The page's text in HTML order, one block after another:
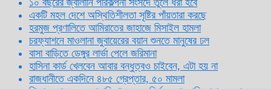
একটি মহল দেশে অস্থিতিশীলতা সৃষ্টির পাঁয়তারা করছে
হরমুজ প্রণালিতে আমিরাতের জাহাজে মিসাইল হামলা
চরফ্যাশনে মাওলানা জুবায়েরের বয়ান শুনতে মানুষের ঢল
বাসা বাড়িতে ডেঙ্গুর লার্ভা পেলে জরিমানা
হাসিনা কার্ড খেলবেন আবার বন্ধুত্বও চাইবেন, এটা হয় না
রাজধানীতে একদিনে ৪৮৫ গ্রেপ্তার, ৫০ মামলা